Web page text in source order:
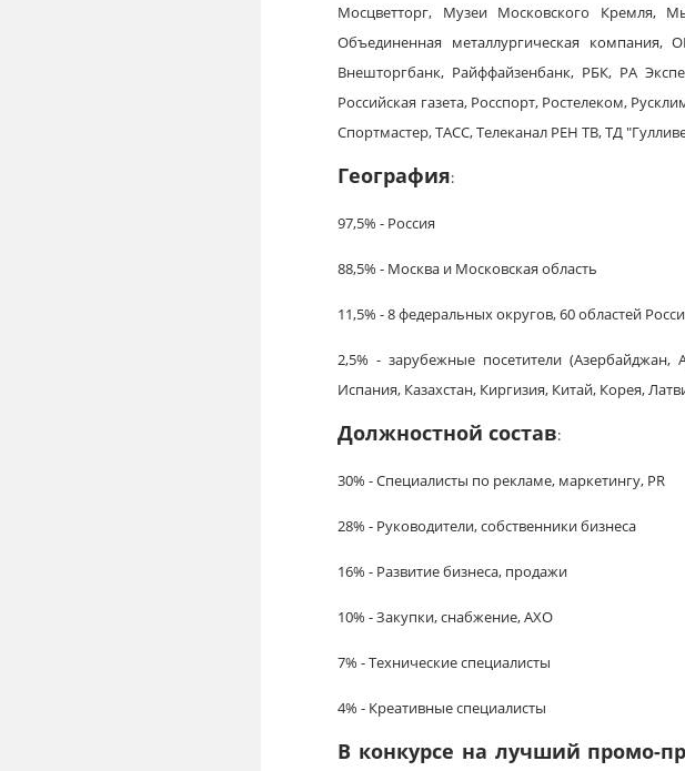
Мосцветторг, Музеи Московского Кремля,
Объединенная металлургическая
Внешторгбанк, Райффайзенбанк, РБК, РА
Российская газета, Росспорт, Ростелеком,
Спортмастер, TACC, Телеканал РЕН ТВ, ТД
География:
97,5% - Россия
88,5% - Москва и Московская область
11,5% - 8 федеральных округов, 60 областей
2,5% - зарубежные посетители (Азербайджан,
Испания, Казахстан, Киргизия, Китай, Корея,
Должностной состав:
30% - Специалисты по рекламе, маркетингу, PR
28% - Руководители, собственники бизнеса
16% - Развитие бизнеса, продажи
10% - Закупки, снабжение, АХО
7% - Технические специалисты
4% - Креативные специалисты
В конкурсе на лучший промо-